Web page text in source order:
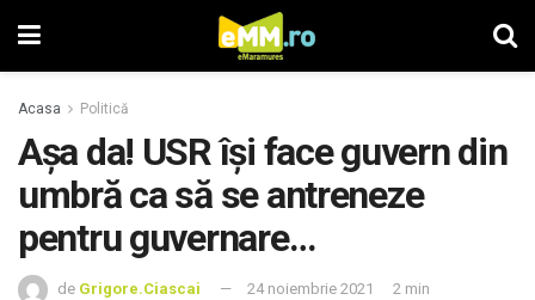
Acasa Politică
Așa da! USR își face guvern din
umbră ca să se antreneze
pentru guvernare…
de Grigore.Ciascai 24 noiembrie 2021 2 min